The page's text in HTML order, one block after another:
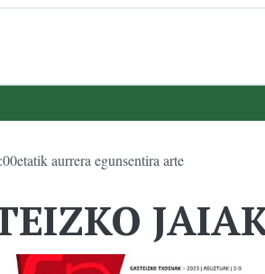
aurrera egunsentira arte